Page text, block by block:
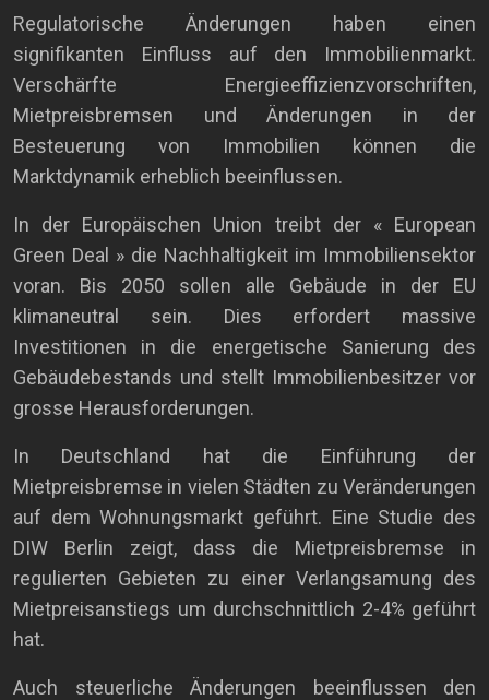
Regulatorische Änderungen haben einen
signifikanten Einfluss auf den Immobilienmarkt.
Verschärfte Energieeffizienzvorschriften,
Mietpreisbremsen und Änderungen in der
Besteuerung von Immobilien können die
Marktdynamik erheblich beeinflussen.
In der Europäischen Union treibt der « European
Green Deal » die Nachhaltigkeit im Immobiliensektor
voran. Bis 2050 sollen alle Gebäude in der EU
klimaneutral sein. Dies erfordert massive
Investitionen in die energetische Sanierung des
Gebäudebestands und stellt Immobilienbesitzer vor
grosse Herausforderungen.
In Deutschland hat die Einführung der
Mietpreisbremse in vielen Städten zu Veränderungen
auf dem Wohnungsmarkt geführt. Eine Studie des
DIW Berlin zeigt, dass die Mietpreisbremse in
regulierten Gebieten zu einer Verlangsamung des
Mietpreisanstiegs um durchschnittlich 2-4% geführt
hat.
Auch steuerliche Änderungen beeinflussen den